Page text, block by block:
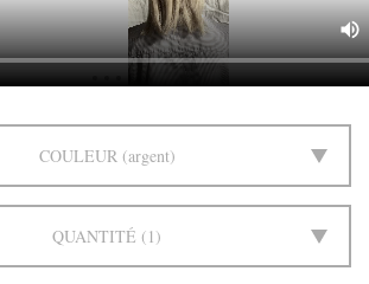
COULEUR argent
QUANTITÉ 1